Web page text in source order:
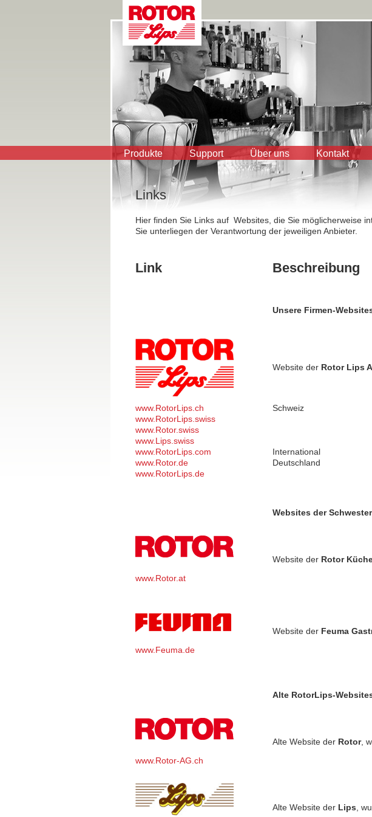
Produkte Support Über uns Kontakt
Links
Hier finden Sie Links auf Websites, die Sie möglicherweise
Sie unterliegen der Verantwortung der jeweiligen Anbieter.
Link Beschreibung
Unsere Firmen-
Website der RotorLips
www.RotorLips.ch
Schweiz
www.RotorLips.swiss
www.Rotor.swiss
www.Lips.swiss
www.RotorLips.com
International
www.Rotor.de
Deutschland
www.RotorLips.de
Websites der
www.Rotor.at
Website der Rotor
www.Feuma.de
Website der Feuma
Alte RotorLips-
www.Rotor-AG.ch
Alte Website der Rotor,
Alte Website der Lips ,